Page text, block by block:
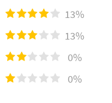
13%
13%
0%
0%